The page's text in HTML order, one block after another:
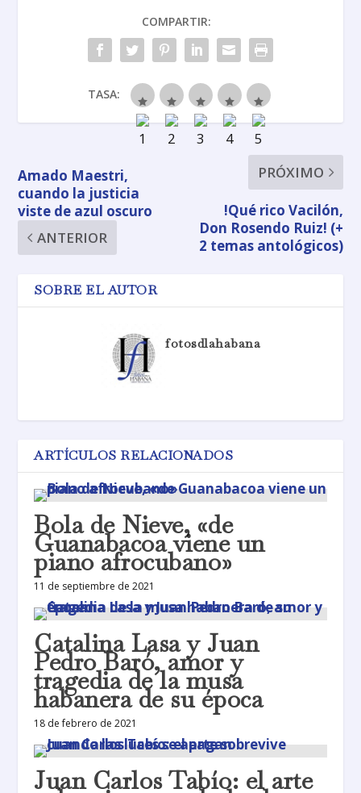
COMPARTIR:
TASA:
Amado Maestri,
cuando la justicia
viste de azul oscuro
ANTERIOR
PRÓXIMO
!Qué rico Vacilón,
Don Rosendo Ruiz! (+
2 temas antológicos)
SOBRE EL AUTOR
fotosdlahabana
ARTÍCULOS RELACIONADOS
Bola de Nieve, «de
Guanabacoa viene un
piano afrocubano»
11 de septiembre de 2021
Catalina Lasa y Juan
Pedro Baró, amor y
tragedia de la musa
habanera de su época
18 de febrero de 2021
Juan Carlos Tabío: el arte